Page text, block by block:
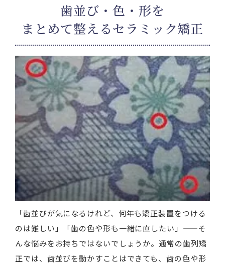
歯並び・色・形を
まとめて整えるセラミック矯正
「歯並びが気になるけれど、何年も矯正装置をつける
のは難しい」「歯の色や形も一緒に直したい」——そ
んな悩みをお持ちではないでしょうか。通常の歯列矯
正では、歯並びを動かすことはできても、歯の色や形